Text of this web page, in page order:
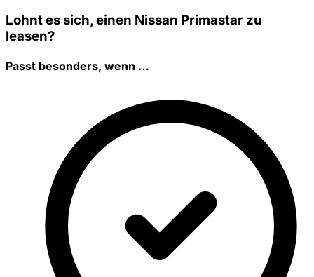
Lohnt es sich, einen Nissan Primastar zu
leasen?
Passt besonders, wenn …